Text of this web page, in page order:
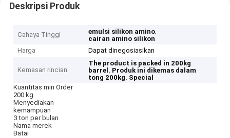
Deskripsi Produk
Cahaya Tinggi emulsi silikon amino,
cairan amino silikon
Harga
Dapat dinegosiasikan
Kemasan rincian
The product is packed in 200kg
barrel. Produk ini dikemas dalam
tong 200kg. Special
Kuantitas min Order
200 kg
Menyediakan
kemampuan
3 ton per bulan
Nama merek
Batai